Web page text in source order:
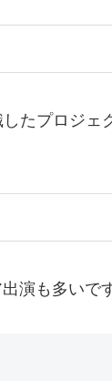
たプロジ
演も多いで